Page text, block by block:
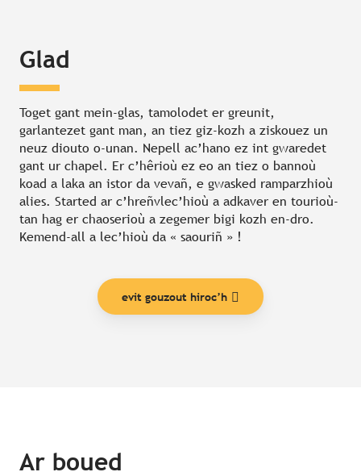
Glad
Toget gant mein-glas, tamolodet er greunit,
garlantezet gant man, an tiez giz-kozh a ziskouez un
neuz diouto o-unan. Nepell ac’hano ez int gwaredet
gant ur chapel. Er c’hêrioù ez eo an tiez o bannoù
koad a laka an istor da vevañ, e gwasked ramparzhioù
alies. Started ar c’hreñvlec’hioù a adkaver en tourioù-
tan hag er chaoserioù a zegemer bigi kozh en-dro.
Kemend-all a lec’hioù da « saouriñ » !
evit gouzout hiroc’h
Ar boued